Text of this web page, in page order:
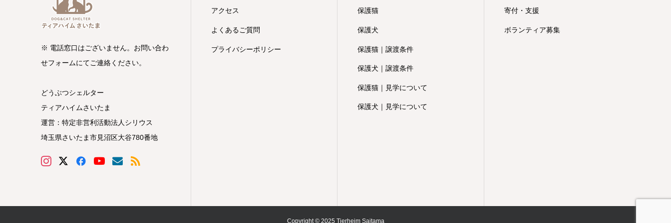
※ 電話窓口はございません。お問い合わ
せフォームにてご連絡ください。
どうぶつシェルター
ティアハイムさいたま
運営：特定非営利活動法人シリウス
埼玉県さいたま市見沼区大谷780番地
アクセス
よくあるご質問
プライバシーポリシー
保護猫
保護犬
保護猫｜譲渡条件
保護犬｜譲渡条件
保護猫｜見学について
保護犬｜見学について
寄付・支援
ボランティア募集
Copyright © 2025 Tierheim Saitama